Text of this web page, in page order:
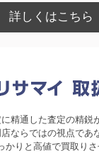
詳しくはこちら
精通した査定の精鋭
ならではの視点であ
かりと高値で買取りさ